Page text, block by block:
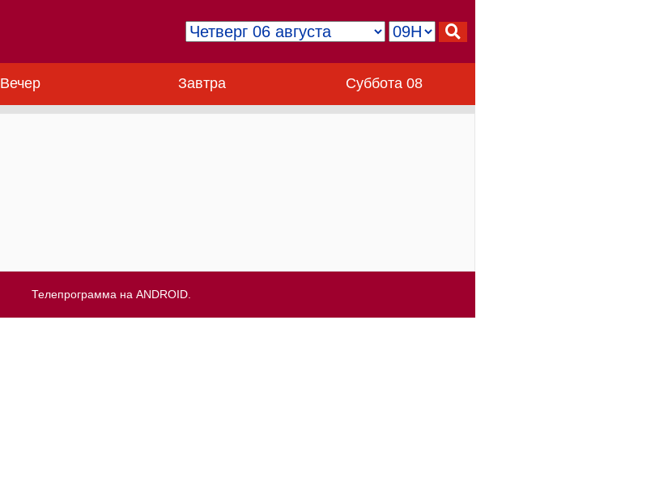
Вечер Завтра Суббота 08
Телепрограмма на ANDROID.